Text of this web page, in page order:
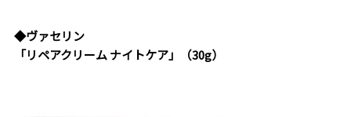
◆ヴァセリン
「リペアクリーム ナイトケア」（30g）